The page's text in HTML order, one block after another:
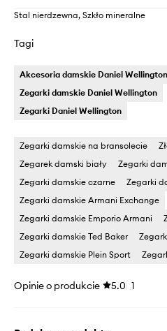
Stal nierdzewna, Szkło mineralne
Tagi
Akcesoria damskie Daniel Wellington
Zegarki damskie Daniel Wellington
Zegarki Daniel Wellington
Zegarki damskie na bransolecie
Zegarek damski biały
Zegarki
Zegarki damskie czarne
Zegarki
Zegarki damskie Armani Exchange
Zegarki damskie Emporio Armani
Zegarki damskie Ted Baker
Zegarki damskie Plein Sport
Opinie o produkcie 5.0 1